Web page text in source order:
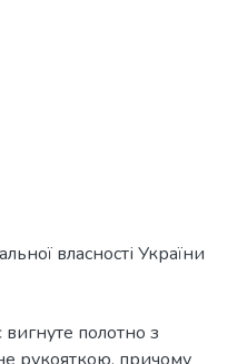
власності України
полотно з